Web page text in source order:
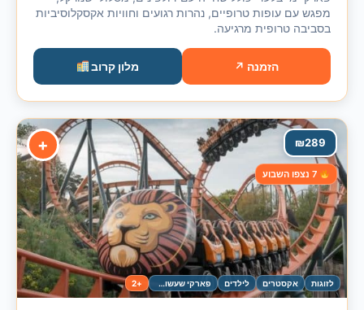
מפגש עם עופות טרופיים, נהרות רגועים וחוויות אקסקלוסיביות
בסביבה טרופית מרגיעה.
הזמנה ↗ מלון קרוב
+ 289
₪
לזוגות אקסטרים לילדים פארקי שעשועים +2